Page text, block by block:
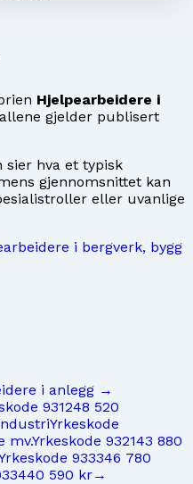
Hjelpearbeidere i
gjelder publisert
sier hva et typisk
gjennomsnittet kan
eller uvanlige
i bergverk, bygg
i anlegg →
931248 520
Yrkeskode
mv.Yrkeskode 932143 880
933346 780
40 590 kr→